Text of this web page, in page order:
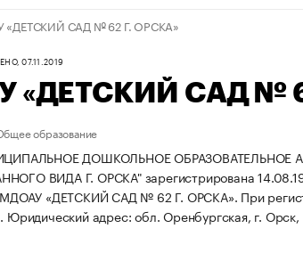
«ДЕТСКИЙ САД № 62 Г. ОРСКА»
07.11.2019
«ДЕТСКИЙ САД №
образование
ДОШКОЛЬНОЕ
ВИДА Г. ОРСКА" зарегистрирована
МДОАУ «ДЕТСКИЙ САД № 62 Г. ОРСКА». При
Юридический адрес: обл. Оренбургская, г. Орск,